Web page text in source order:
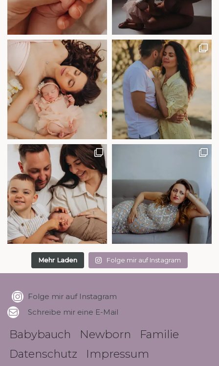
Mehr Laden Folge mir auf Instagram
Folge mir auf Instagram
Schreibe mir eine E-Mail
Babybauch Newborn
Familie
Datenschutz
Impressum